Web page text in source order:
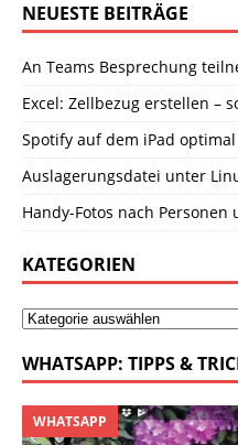
NEUESTE BEITRÄGE
An Teams Besprechung
Excel: Zellbezug erstellen –
Spotify auf dem iPad
Auslagerungsdatei unter
Handy-Fotos nach
KATEGORIEN
WHATSAPP: TIPPS &
WHATSAPP